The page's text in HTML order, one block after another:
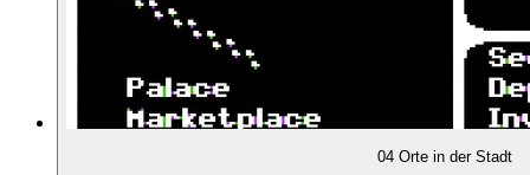
01:04:54 Der lange Weg zur ikonischen Carmen
01:08:23 Die Entstehungsgeschichte: Douglas Carlston
04 Orte in der Stadt